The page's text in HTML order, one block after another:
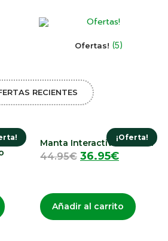
Ofertas! (5)
RECIENTES
¡Oferta!
Manta Interactiva Musical
44.95€ 36.95€
Añadir al carrito